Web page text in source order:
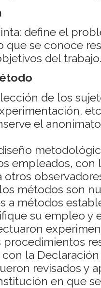
define el
que se conoce
del trabajo.
de los
el
empleados, con
otros
métodos son
a métodos
su empleo y
la
revisados y
en que